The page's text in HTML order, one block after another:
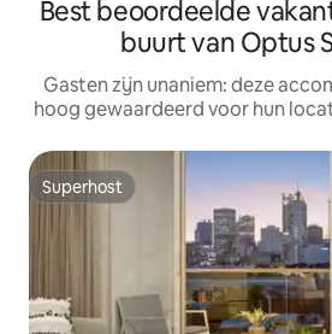
Best beoordeelde
buurt van Optus
Gasten zijn unaniem: deze
hoog gewaardeerd voor hun
Superhost
Superhost